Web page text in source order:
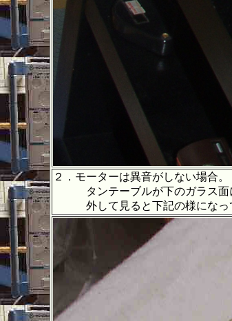
２．モーターは異音がしない場合。
タンテーブルが下のガラス面に
外して見ると下記の様になって